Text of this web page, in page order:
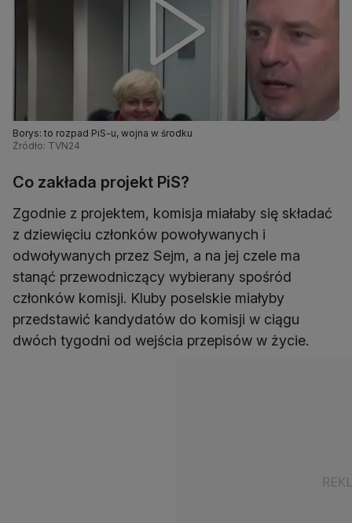
Borys: to rozpad PiS-u, wojna w środku
Źródło: TVN24
Co zakłada projekt PiS?
Zgodnie z projektem, komisja miałaby się składać
z dziewięciu członków powoływanych i
odwoływanych przez Sejm, a na jej czele ma
stanąć przewodniczący wybierany spośród
członków komisji. Kluby poselskie miałyby
przedstawić kandydatów do komisji w ciągu
dwóch tygodni od wejścia przepisów w życie.